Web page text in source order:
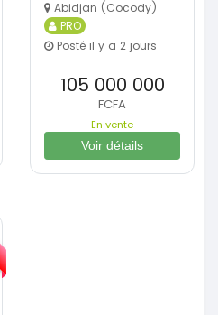
Abidjan (Cocody)
PRO
Posté il y a 2 jours
105 000 000
FCFA
En vente
Voir détails